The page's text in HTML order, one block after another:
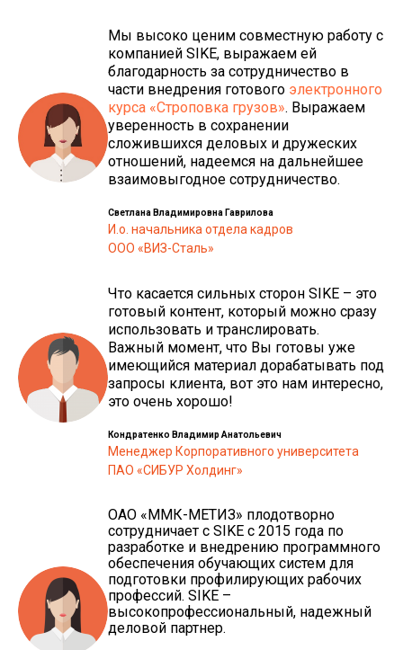
Мы высоко ценим совместную работу с
компанией SIKE, выражаем ей
благодарность за сотрудничество в
части внедрения готового электронного
курса «Строповка грузов». Выражаем
уверенность в сохранении
сложившихся деловых и дружеских
отношений, надеемся на дальнейшее
взаимовыгодное сотрудничество.
Светлана Владимировна Гаврилова
И.о. начальника отдела кадров
ООО «ВИЗ-Сталь»
Что касается сильных сторон SIKE – это
готовый контент, который можно сразу
использовать и транслировать.
Важный момент, что Вы готовы уже
имеющийся материал дорабатывать под
запросы клиента, вот это нам интересно,
это очень хорошо!
Кондратенко Владимир Анатольевич
Менеджер Корпоративного университета
ПАО «СИБУР Холдинг»
ОАО «ММК-МЕТИЗ» плодотворно
сотрудничает с SIKE с 2015 года по
разработке и внедрению программного
обеспечения обучающих систем для
подготовки профилирующих рабочих
профессий. SIKE –
высокопрофессиональный, надежный
деловой партнер.